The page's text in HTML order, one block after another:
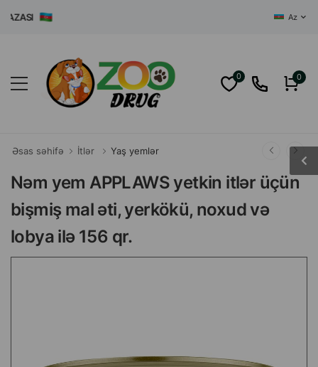
Az
0 0
Əsas səhifə İtlər Yaş yemlər
Nəm yem APPLAWS yetkin itlər üçün
bişmiş mal əti, yerkökü, noxud və
lobya ilə 156 qr.